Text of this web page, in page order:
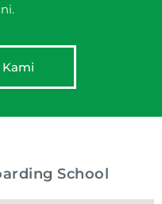
School